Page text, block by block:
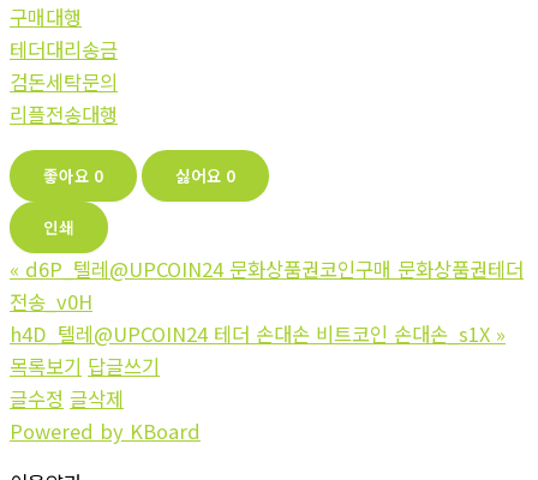
구매대행
테더대리송금
검돈세탁문의
리플전송대행
좋아요 0 싫어요 0
인쇄
« d6P_텔레@UPCOIN24 문화상품권코인구매 문화상품권테더
전송_v0H
h4D_텔레@UPCOIN24 테더 손대손 비트코인 손대손_s1X »
목록보기 답글쓰기
글수정 글삭제
Powered by KBoard